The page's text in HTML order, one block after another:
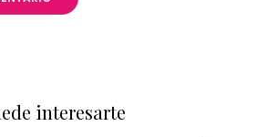
interesarte